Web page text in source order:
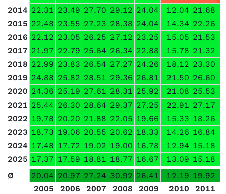
2014 22.31 23.49 27.70 29.12 24.04 12.04 21.68
2015 22.48 23.55 27.23 28.38 24.04 14.34 22.26
2016 22.12 23.05 26.25 27.12 23.25 15.05 21.53
2017 21.97 22.79 25.64 26.34 22.88 15.78 21.32
2018 22.99 23.83 26.54 27.27 24.26 18.12 23.30
2019 24.88 25.82 28.51 29.36 26.81 21.50 26.60
2020 24.36 25.19 27.61 28.31 25.92 21.08 25.53
2021 25.44 26.30 28.64 29.37 27.25 22.91 27.17
2022 19.78 20.20 21.88 22.05 19.66 15.33 18.26
2023 18.73 19.06 20.55 20.62 18.33 14.26 16.84
2024 17.48 17.72 19.02 19.00 16.78 12.94 15.18
2025 17.37 17.59 18.81 18.77 16.67 13.09 15.18
Ø
20.04 20.97 27.24 30.92 26.41 12.19 19.92
2005
2006 2007 2008 2009 2010 2011